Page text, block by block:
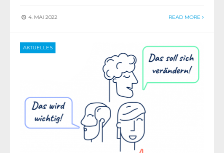
4. MAI 2022 READ MORE
AKTUELLES